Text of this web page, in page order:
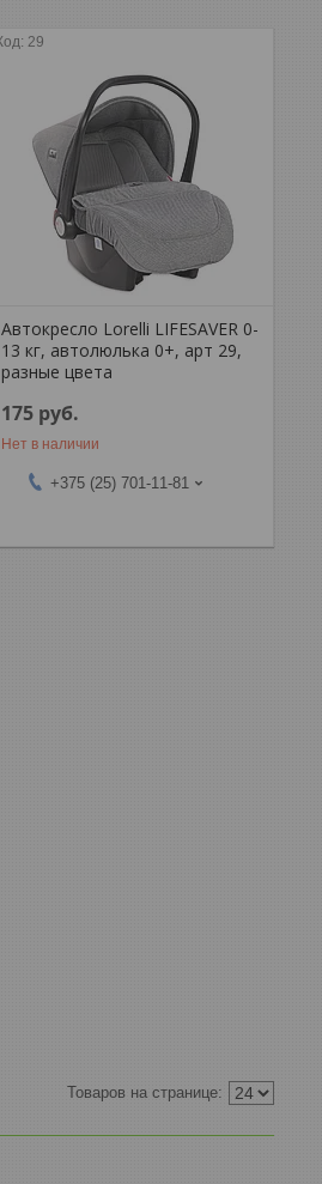
29
Автокресло Lorelli LIFESAVER 0-
13 кг, автолюлька 0+, арт 29,
разные цвета
175 руб.
Нет в наличии
+375 (25) 701-11-81